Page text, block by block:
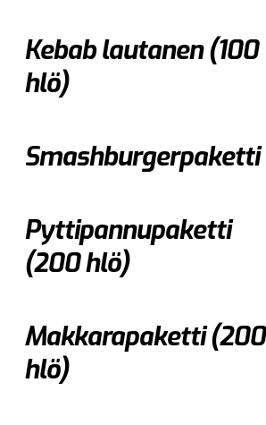
Kebab lautanen (100
hlö)
Smashburgerpaketti
Pyttipannupaketti
(200 hlö)
Makkarapaketti (200
hlö)